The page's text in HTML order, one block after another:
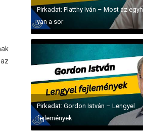
Pirkadat: Platthy Iván – Most az
van a sor
Pirkadat: Gordon István – Lengyel
fejlemények